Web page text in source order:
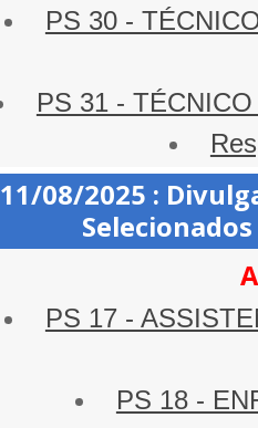
PS 30 -
PS 31 -
11/08/2025 :
PS 17 -
PS 18 -